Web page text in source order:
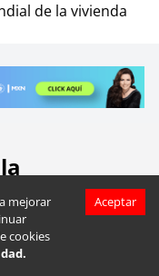
mejorar
cookies
Aceptar
de la vivienda